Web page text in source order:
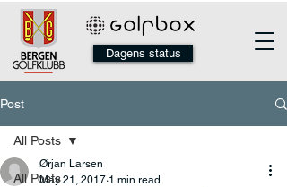
Dagens status
Post
All Posts
All Posts
Ørjan Larsen
May 21, 2017 1 min read